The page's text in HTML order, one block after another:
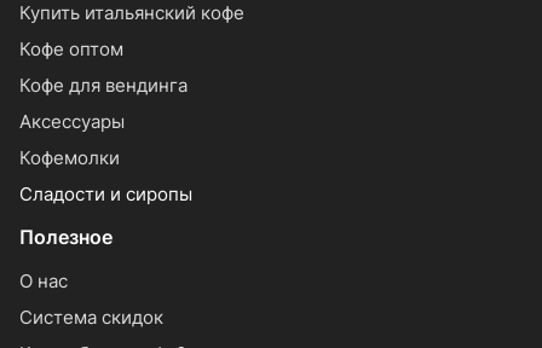
Купить итальянский кофе
Кофе оптом
Кофе для вендинга
Аксессуары
Кофемолки
Сладости и сиропы
Полезное
О нас
Система скидок